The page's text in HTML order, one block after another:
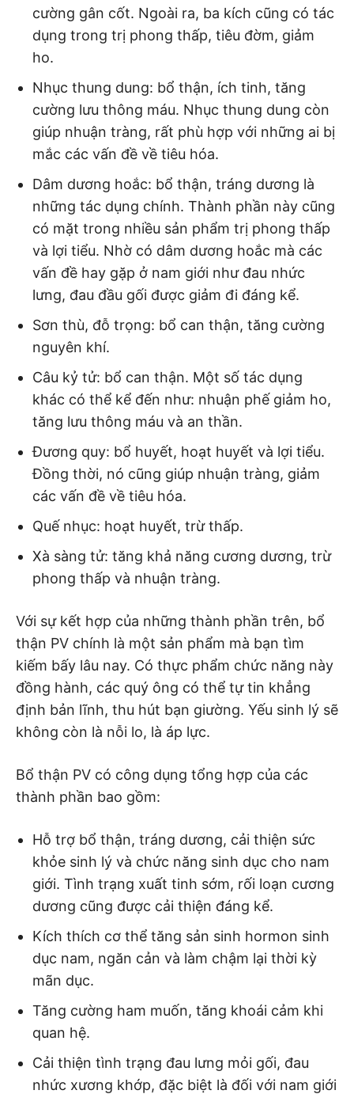
cường gân cốt. Ngoài ra, ba kích cũng có tác
dụng trong trị phong thấp, tiêu đờm, giảm
ho.
Nhục thung dung: bổ thận, ích tinh, tăng
cường lưu thông máu. Nhục thung dung còn
giúp nhuận tràng, rất phù hợp với những ai bị
mắc các vấn đề về tiêu hóa.
Dâm dương hoắc: bổ thận, tráng dương là
những tác dụng chính. Thành phần này cũng
có mặt trong nhiều sản phẩm trị phong thấp
và lợi tiểu. Nhờ có dâm dương hoắc mà các
vấn đề hay gặp ở nam giới như đau nhức
lưng, đau đầu gối được giảm đi đáng kể.
Sơn thù, đỗ trọng: bổ can thận, tăng cường
nguyên khí.
Câu kỷ tử: bổ can thận. Một số tác dụng
khác có thể kể đến như: nhuận phế giảm ho,
tăng lưu thông máu và an thần.
Đương quy: bổ huyết, hoạt huyết và lợi tiểu.
Đồng thời, nó cũng giúp nhuận tràng, giảm
các vấn đề về tiêu hóa.
Quế nhục: hoạt huyết, trừ thấp.
Xà sàng tử: tăng khả năng cương dương, trừ
phong thấp và nhuận tràng.
Với sự kết hợp của những thành phần trên, bổ
thận PV chính là một sản phẩm mà bạn tìm
kiếm bấy lâu nay. Có thực phẩm chức năng này
đồng hành, các quý ông có thể tự tin khẳng
định bản lĩnh, thu hút bạn giường. Yếu sinh lý sẽ
không còn là nỗi lo, là áp lực.
Bổ thận PV có công dụng tổng hợp của các
thành phần bao gồm:
Hỗ trợ bổ thận, tráng dương, cải thiện sức
khỏe sinh lý và chức năng sinh dục cho nam
giới. Tình trạng xuất tinh sớm, rối loạn cương
dương cũng được cải thiện đáng kể.
Kích thích cơ thể tăng sản sinh hormon sinh
dục nam, ngăn cản và làm chậm lại thời kỳ
mãn dục.
Tăng cường ham muốn, tăng khoái cảm khi
quan hệ.
Cải thiện tình trạng đau lưng mỏi gối, đau
nhức xương khớp, đặc biệt là đối với nam giới